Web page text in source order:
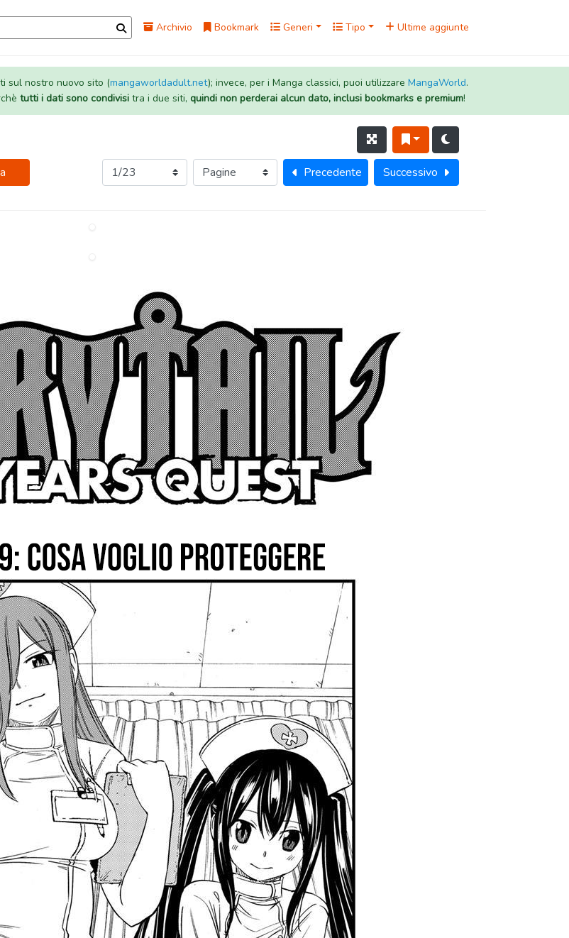
Archivio Bookmark Generi Tipo Ultime aggiunte
sul nostro nuovo sito (mangaworldadult.net); invece, per i Manga classici, puoi utilizzare MangaWorld.
tutti i dati sono condivisitra i due siti, quindi non perderai alcun dato, inclusi bookmarks e premium!
Precedente Successivo